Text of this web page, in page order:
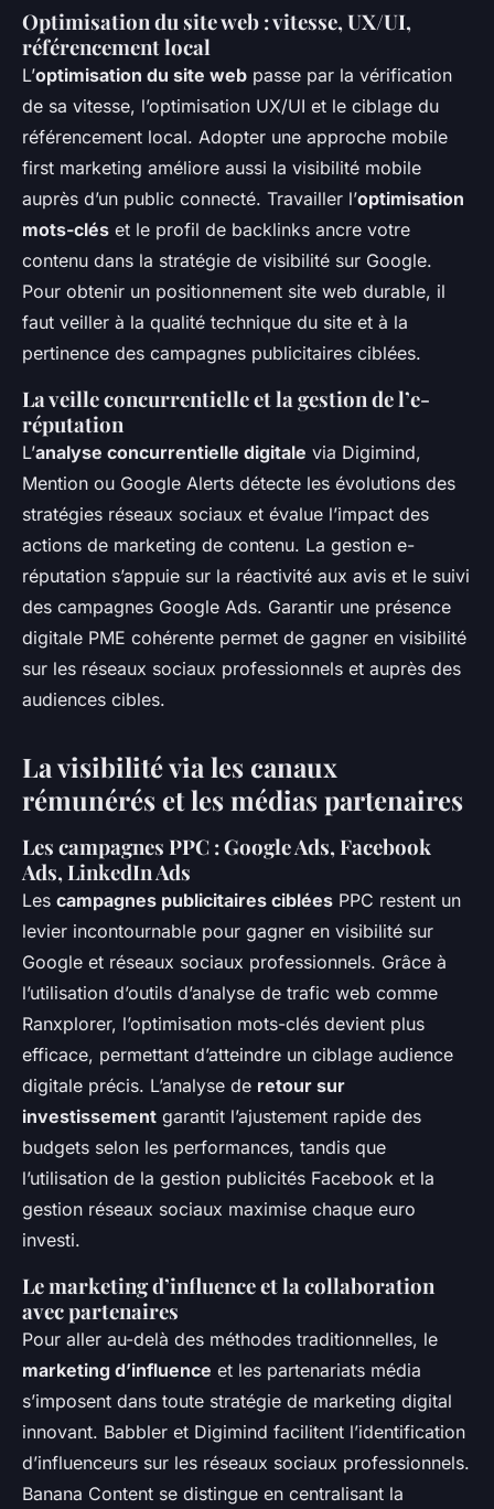
Optimisation du site web : vitesse, UX/UI,
référencement local
L’optimisation du site web passe par la vérification
de sa vitesse, l’optimisation UX/UI et le ciblage du
référencement local. Adopter une approche mobile
first marketing améliore aussi la visibilité mobile
auprès d’un public connecté. Travailler l’optimisation
mots-clés et le profil de backlinks ancre votre
contenu dans la stratégie de visibilité sur Google.
Pour obtenir un positionnement site web durable, il
faut veiller à la qualité technique du site et à la
pertinence des campagnes publicitaires ciblées.
La veille concurrentielle et la gestion de l’e-
réputation
L’analyse concurrentielle digitale via Digimind,
Mention ou Google Alerts détecte les évolutions des
stratégies réseaux sociaux et évalue l’impact des
actions de marketing de contenu. La gestion e-
réputation s’appuie sur la réactivité aux avis et le suivi
des campagnes Google Ads. Garantir une présence
digitale PME cohérente permet de gagner en visibilité
sur les réseaux sociaux professionnels et auprès des
audiences cibles.
La visibilité via les canaux
rémunérés et les médias partenaires
Les campagnes PPC : Google Ads, Facebook
Ads, LinkedIn Ads
Les campagnes publicitaires ciblées PPC restent un
levier incontournable pour gagner en visibilité sur
Google et réseaux sociaux professionnels. Grâce à
l’utilisation d’outils d’analyse de trafic web comme
Ranxplorer, l’optimisation mots-clés devient plus
efficace, permettant d’atteindre un ciblage audience
digitale précis. L’analyse de retour sur
investissement garantit l’ajustement rapide des
budgets selon les performances, tandis que
l’utilisation de la gestion publicités Facebook et la
gestion réseaux sociaux maximise chaque euro
investi.
Le marketing d’influence et la collaboration
avec partenaires
Pour aller au-delà des méthodes traditionnelles, le
marketing d’influence et les partenariats média
s’imposent dans toute stratégie de marketing digital
innovant. Babbler et Digimind facilitent l’identification
d’influenceurs sur les réseaux sociaux professionnels.
Banana Content se distingue en centralisant la